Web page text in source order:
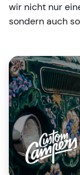
wir nicht nur
sondern auch